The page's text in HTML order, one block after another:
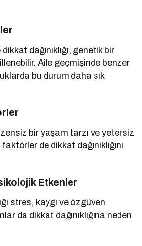
dağınıklığı, genetik bir
Aile geçmişinde benzer
bu durum daha sık
bir yaşam tarzı ve yetersiz
de dikkat dağınıklığını
Etkenler
stres, kaygı ve özgüven
da dikkat dağınıklığına neden